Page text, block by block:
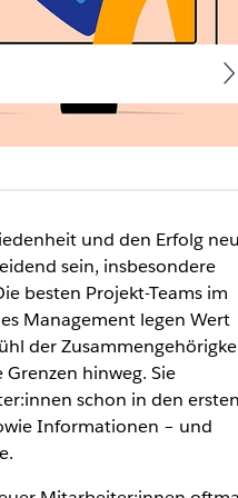
Erfahre hier,
und den Erfolg
sein, insbesondere
besten Projekt-Teams im
Management legen Wert
der
hinweg. Sie
schon in den
Informationen – und